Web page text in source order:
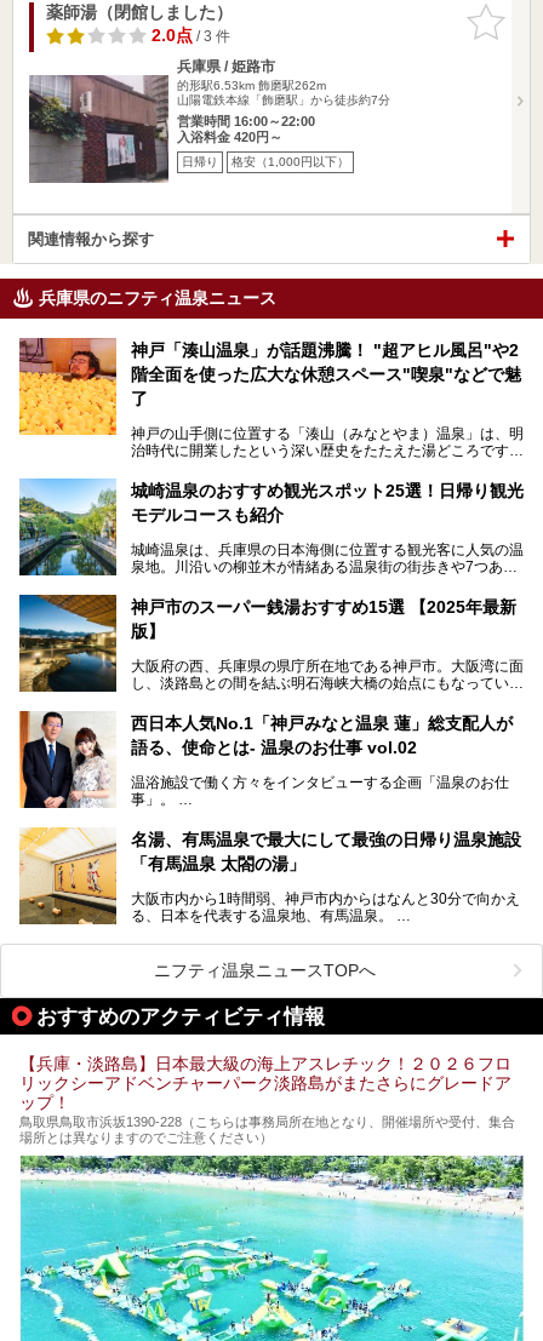
お気に入
りに追加
薬師湯（閉館しました）
2.0点/ 3 件
兵庫県 / 姫路市
的形駅6.53km 飾磨駅262m
山陽電鉄本線「飾磨駅」から徒歩約7分
営業時間 16:00～22:00
入浴料金 420円～
日帰り 格安（1,000円以下）
関連情報から探す
兵庫県のニフティ温泉ニュース
神戸「湊山温泉」が話題沸騰！ "超アヒル風呂"や2
階全面を使った広大な休憩スペース"喫泉"などで魅
了
神戸の山手側に位置する「湊山（みなとやま）温泉」は、明
治時代に開業したという深い歴史をたたえた湯どころです。
っぱいに浮かぶアヒルちゃん。さらに、ゆったりくつろげて
コワーキングも可能な休憩スペースも人気に。斬新な企画や
設備で人々をアッと驚かせる湊山温泉の魅力をリポートしま
城崎温泉のおすすめ観光スポット25選！日帰り観光
モデルコースも紹介
城崎温泉は、兵庫県の日本海側に位置する観光客に人気の温
泉地。川沿いの柳並木が情緒ある温泉街の街歩きや7つある
られています。鉄道の駅から温泉街が近く、歩いて回るのに
ちょうどよい規模で、日帰りでの訪問にもおすすめです。
の観光スポットをピックアップ。温泉やご当地グルメなどを
盛り込んだ日帰り観光モデルコースも紹介しているので、ぜ
神戸市のスーパー銭湯おすすめ15選 【2025年最新
版】
大阪府の西、兵庫県の県庁所在地である神戸市。大阪湾に面
し、淡路島との間を結ぶ明石海峡大橋の始点にもなっていま
華街をはじめ、きらびやかに発展したハーバーランドなど、
人気観光スポットもめじろ押しです。
そして、温泉好きの視点から見ると、神戸市といえば何とい
湯です。そのお湯をリーズナブルに体験できる健康ランドや
スーパー銭湯があったら……。今回はそんな希望に沿う施設
きます！
西日本人気No.1「神戸みなと温泉 蓮」総支配人が
語る、使命とは- 温泉のお仕事 vol.02
温浴施設で働く方々をインタビューする企画「温泉のお仕
事」。
ング西日本1位、2年連続「ベストオブ宿泊賞」に輝いた
「神戸みなと温泉 蓮」の魅力に迫りました！
名湯、有馬温泉で最大にして最強の日帰り温泉施設
「有馬温泉 太閤の湯」
大阪市内から1時間弱、神戸市内からはなんと30分で向かえ
る、日本を代表する温泉地、有馬温泉。
有名な「金泉」と「銀泉」に加え、人工のの炭酸泉まで楽し
める、ある意味「最強」ともいえる施設です。
今回は自慢のお湯をメインにその魅力の数々を紹介します！
ニフティ温泉ニュースTOPへ
おすすめのアクティビティ情報
【兵庫・淡路島】日本最大級の海上アスレチック！２０２６フロ
リックシーアドベンチャーパーク淡路島がまたさらにグレードア
ップ！
鳥取県鳥取市浜坂1390‐228（こちらは事務局所在地となり、開催場所や受付、集合
場所とは異なりますのでご注意ください）